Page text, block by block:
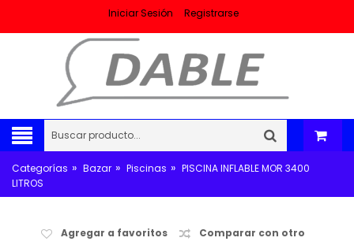
Iniciar Sesión Registrarse
Categorías » Bazar » Piscinas » PISCINA INFLABLE MOR 3400
LITROS
Agregar a favoritos Comparar con otro